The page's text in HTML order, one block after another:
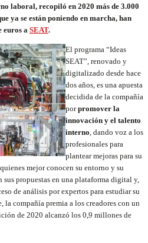
laboral, recopiló en 2020 más de 3.000
ya se están poniendo en marcha, han
euros a SEAT.
El programa “Ideas
SEAT”, renovado y
digitalizado desde hace
dos años, es una apuesta
decidida de la compañía
porpromover la
innovación y el talento
interno, dando voz a los
profesionales para
plantear mejoras para su
mejor conocen su entorno y su
sus propuestas en una plataforma digital y,
de análisis por expertos para estudiar su
compañía premia a los creadores con un
de 2020 alcanzó los 0,9 millones de